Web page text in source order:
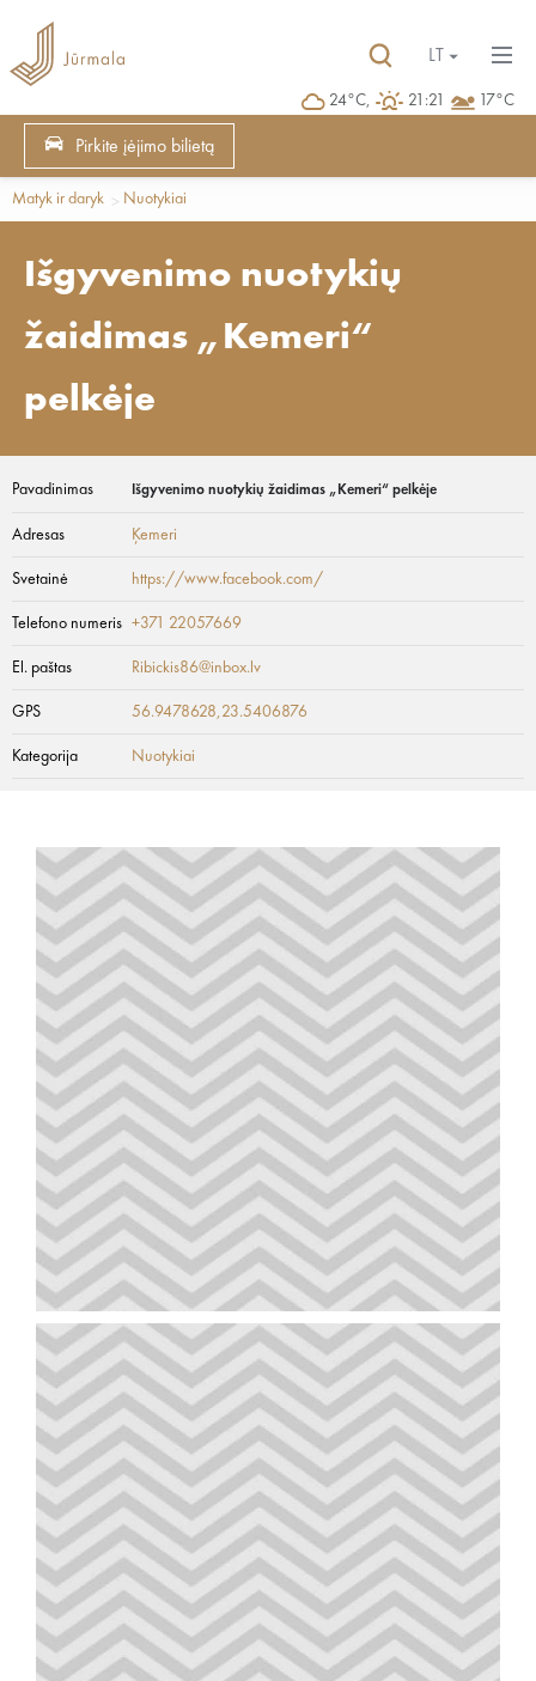
24°C, 21:21 17°C
LT
Pirkite įėjimo bilietą
Matyk ir daryk Nuotykiai
Išgyvenimo nuotykių
žaidimas „Kemeri“
pelkėje
Pavadinimas Išgyvenimo nuotykių žaidimas „Kemeri“ pelkėje
Adresas Ķemeri
Svetainė https://www.facebook.com/
Telefono numeris +371 22057669
El. paštas Ribickis86@inbox.lv
GPS 56.9478628,23.5406876
Kategorija Nuotykiai